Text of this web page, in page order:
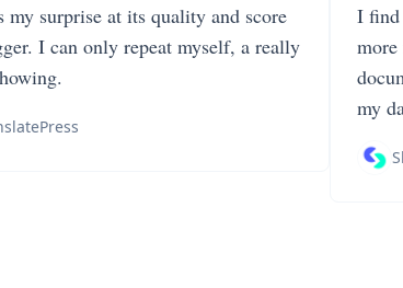
my surprise at its quality and score
I can only repeat myself, a really
I find
more
my